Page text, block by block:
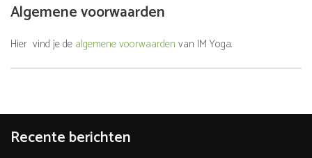
Algemene voorwaarden
Hier vind je de algemene voorwaarden van IM Yoga.
Recente berichten